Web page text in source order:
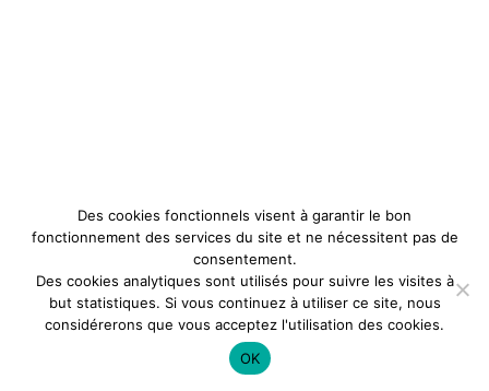
Des cookies fonctionnels visent à garantir le bon
fonctionnement des services du site et ne nécessitent pas de
consentement.
Des cookies analytiques sont utilisés pour suivre les visites à
but statistiques. Si vous continuez à utiliser ce site, nous
considérerons que vous acceptez l'utilisation des cookies.
OK